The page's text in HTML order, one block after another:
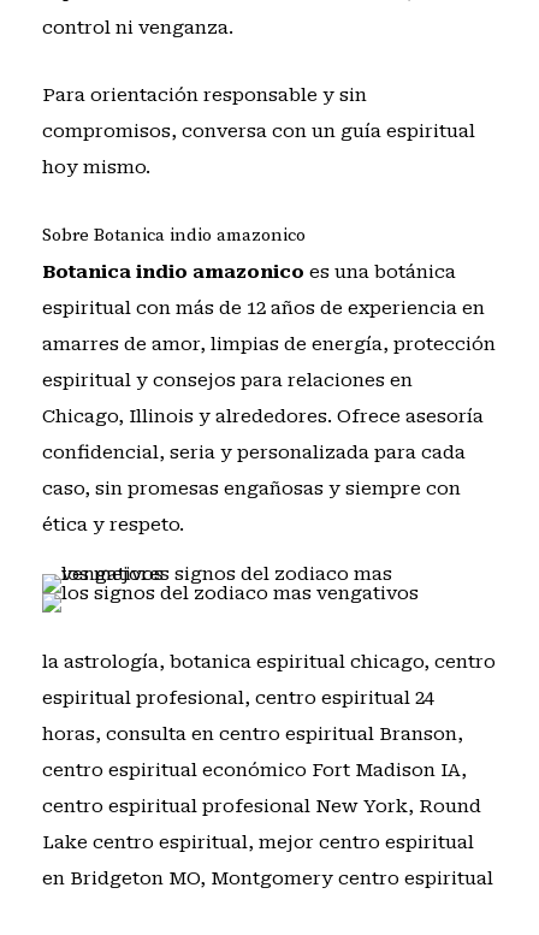
control ni venganza.
Para orientación responsable y sin
compromisos, conversa con un guía espiritual
hoy mismo.
Sobre Botanica indio amazonico
Botanica indio amazonico es una botánica
espiritual con más de 12 años de experiencia en
amarres de amor, limpias de energía, protección
espiritual y consejos para relaciones en
Chicago, Illinois y alrededores. Ofrece asesoría
confidencial, seria y personalizada para cada
caso, sin promesas engañosas y siempre con
ética y respeto.
la astrología, botanica espiritual chicago, centro
espiritual profesional, centro espiritual 24
horas, consulta en centro espiritual Branson,
centro espiritual económico Fort Madison IA,
centro espiritual profesional New York, Round
Lake centro espiritual, mejor centro espiritual
en Bridgeton MO, Montgomery centro espiritual